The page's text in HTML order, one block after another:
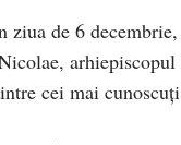
ziua de 6
cei mai